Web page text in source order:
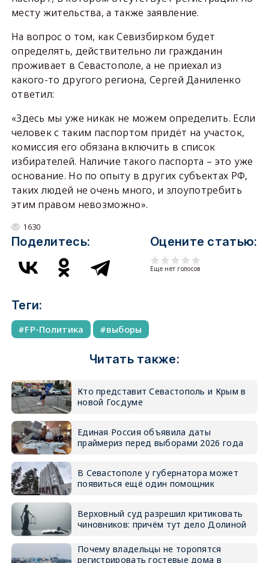
месту жительства, а также заявление.
На вопрос о том, как Севизбирком будет
определять, действительно ли гражданин
проживает в Севастополе, а не приехал из
какого-то другого региона, Сергей Даниленко
ответил:
«Здесь мы уже никак не можем определить. Если
человек с таким паспортом придёт на участок,
комиссия его обязана включить в список
избирателей. Наличие такого паспорта – это уже
основание. Но по опыту в других субъектах РФ,
таких людей не очень много, и злоупотребить
этим правом невозможно».
1630
Поделитесь: Оцените статью:
Еще нет голосов
Теги:
FP-Политика выборы
Читать также:
Кто представит Севастополь и Крым в
новой Госдуме
Единая Россия объявила даты
праймериз перед выборами 2026 года
В Севастополе у губернатора может
появиться ещё один помощник
Верховный суд разрешил критиковать
чиновников: причём тут дело Долиной
Почему владельцы не торопятся
регистрировать гостевые дома в